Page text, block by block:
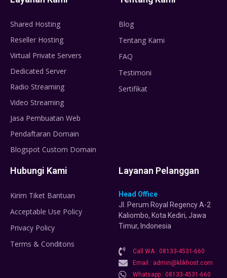
Shared Hosting
Reseller Hosting
Virtual Private Servers
Dedicated Server
Radio Streaming
Video Streaming
Jasa Pembuatan Web
Pendaftaran Domain
Blogspot Custom Domain
Blog
Tentang Kami
FAQ
Testimoni
Sertifikat
Hubungi Kami
Kirim Tiket Bantuan
Acceptable Use Policy
Privacy Policy
Terms & Conditons
Layanan Pelanggan
Head Office
Jl. Perum Royal Regency A-2
Kaliombo, Kota Kediri, Jawa
Timur, Indonesia
Call WA : 08133-4531-660
Email : admin@klikhost.com
Whatsapp : 08133-4531-660